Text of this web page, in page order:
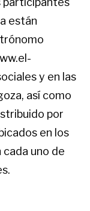
están
y en las
así como
por
en los
uno de